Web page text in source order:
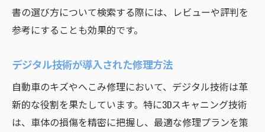
書の選び方について検索する際には、レビューや評判を
参考にすることも効果的です。
デジタル技術が導入された修理方法
自動車のキズやへこみ修理において、デジタル技術は革
新的な役割を果たしています。特に3Dスキャニング技術
は、車体の損傷を精密に把握し、最適な修理プランを策